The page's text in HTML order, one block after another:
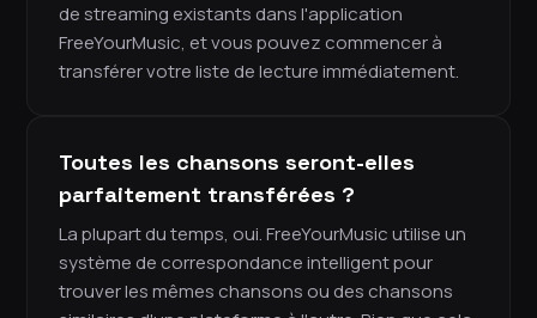
de streaming existants dans l'application
FreeYourMusic, et vous pouvez commencer à
transférer votre liste de lecture immédiatement.
Toutes les chansons seront-elles
parfaitement transférées ?
La plupart du temps, oui. FreeYourMusic utilise un
système de correspondance intelligent pour
trouver les mêmes chansons ou des chansons